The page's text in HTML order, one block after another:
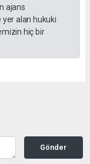
ajans
yer alan hukuki
hiç bir
Gönder